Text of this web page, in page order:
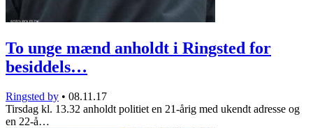
To unge mænd anholdt i Ringsted for
besiddels…
Ringsted by • 08.11.17
Tirsdag kl. 13.32 anholdt politiet en 21-årig med ukendt adresse og
en 22-å…